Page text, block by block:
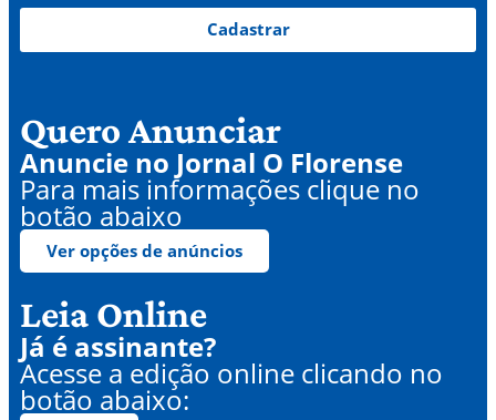
Cadastrar
Quero Anunciar
Anuncie no Jornal O Florense
Para mais informações clique no
botão abaixo
Ver opções de anúncios
Leia Online
Já é assinante?
Acesse a edição online clicando no
botão abaixo: